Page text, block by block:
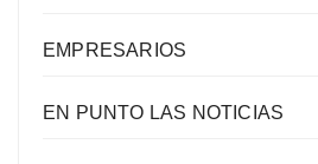
EMPRESARIOS
EN PUNTO LAS NOTICIAS